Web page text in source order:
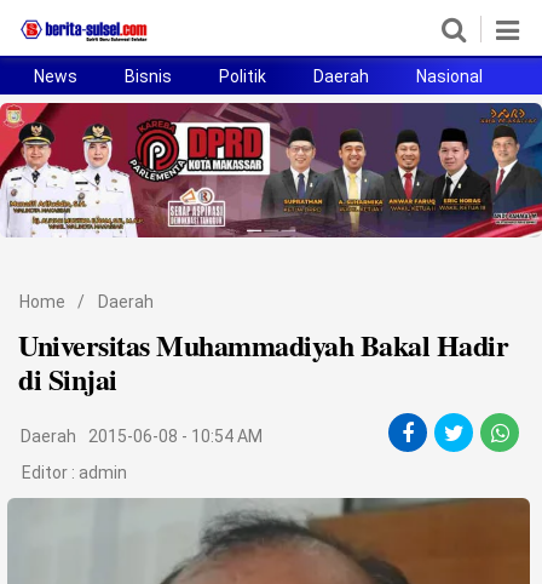
Home
News
Politik
Bisnis
Otomotif
Hukum
Sport
News Bisnis Politik Daerah Nasional
Home / Daerah
Universitas Muhammadiyah Bakal Hadir
di Sinjai
Daerah
2015-06-08 - 10:54 AM
Editor : admin